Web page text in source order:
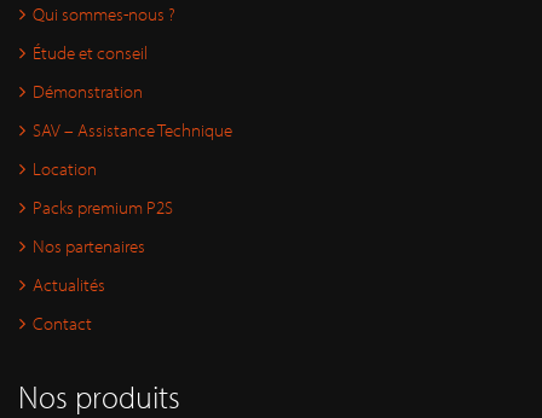
Qui sommes-nous ?
Étude et conseil
Démonstration
SAV – Assistance Technique
Location
Packs premium P2S
Nos partenaires
Actualités
Contact
Nos produits